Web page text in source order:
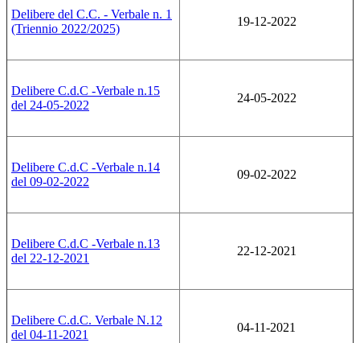
Delibere del C.C. - Verbale n. 1
(Triennio 2022/2025)
19-12-2022
Delibere C.d.C -Verbale n.15
del 24-05-2022
24-05-2022
Delibere C.d.C -Verbale n.14
del 09-02-2022
09-02-2022
Delibere C.d.C -Verbale n.13
del 22-12-2021
22-12-2021
Delibere C.d.C. Verbale N.12
del 04-11-2021
04-11-2021